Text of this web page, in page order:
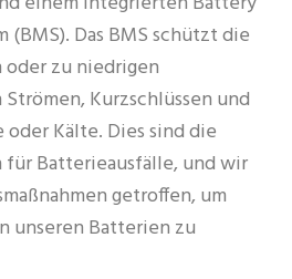
(BMS). Das BMS schützt die
zu niedrigen
Kurzschlüssen und
Kälte. Dies sind die
für Batterieausfälle, und wir
getroffen, um
unseren Batterien zu